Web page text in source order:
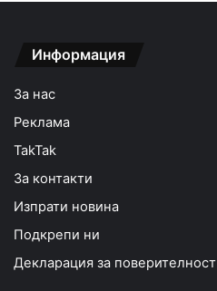
Информация
За нас
Реклама
TakTak
За контакти
Изпрати новина
Подкрепи ни
Декларация за поверителност